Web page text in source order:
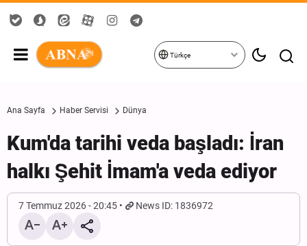
Türkçe
Ana Sayfa Haber Servisi Dünya
Kum'da tarihi veda başladı: İran
halkı Şehit İmam'a veda ediyor
7 Temmuz 2026 - 20:45 News ID: 1836972